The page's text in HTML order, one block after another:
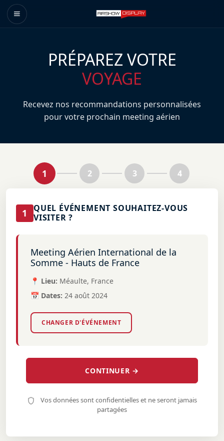
PRÉPAREZ VOTRE
VOYAGE
Recevez nos recommandations personnalisées
pour votre prochain meeting aérien
1 2 3 4
1
QUEL ÉVÉNEMENT SOUHAITEZ-VOUS
VISITER ?
Meeting Aérien International de la
Somme - Hauts de France
📍 Lieu: Méaulte, France
📅 Dates: 24 août 2024
CHANGER D'ÉVÉNEMENT
CONTINUER →
Vos données sont confidentielles et ne seront jamais
partagées